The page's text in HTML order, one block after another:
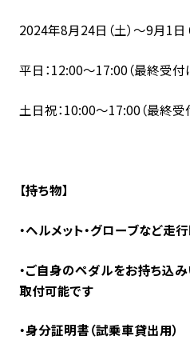
2024年8月24日（土）～9月1日（
平日：12:00～17:00（最終受付
土日祝：10:00～17:00（最終受
【持ち物】
・ヘルメット・グローブなど走
・ご自身のペダルをお持ち込
取付可能です
・身分証明書（試乗車貸出用）